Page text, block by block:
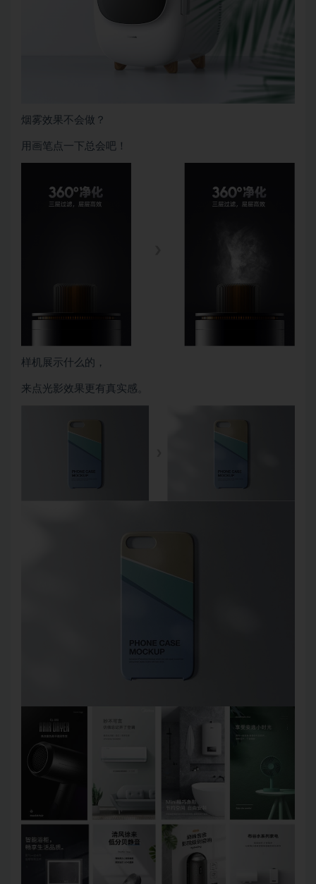
烟雾效果不会做？
用画笔点一下总会吧！
样机展示什么的，
来点光影效果更有真实感。